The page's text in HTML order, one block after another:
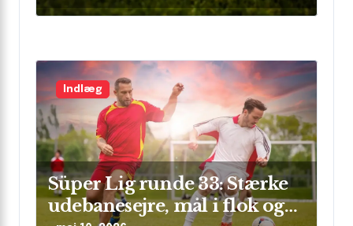
Indlæg
Süper Lig runde 33: Stærke
udebanesejre, mål i flok og